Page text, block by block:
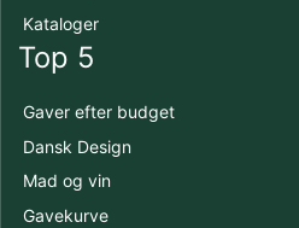
Kataloger
Top 5
Gaver efter budget
Dansk Design
Mad og vin
Gavekurve